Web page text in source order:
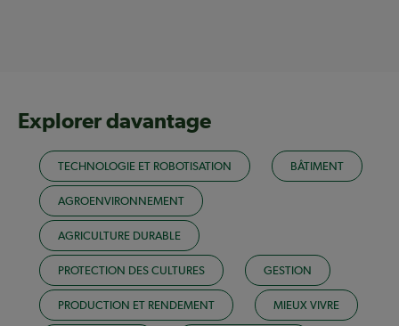
Explorer davantage
TECHNOLOGIE ET ROBOTISATION BÂTIMENT
AGROENVIRONNEMENT
AGRICULTURE DURABLE
PROTECTION DES CULTURES GESTION
PRODUCTION ET RENDEMENT MIEUX VIVRE